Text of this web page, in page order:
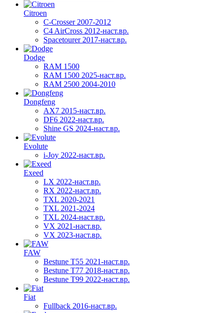
Citroen
C-Crosser 2007-2012
C4 AirCross 2012-наст.вр.
Spacetourer 2017-наст.вр.
Dodge
RAM 1500
RAM 1500 2025-наст.вр.
RAM 2500 2004-2010
Dongfeng
AX7 2015-наст.вр.
DF6 2022-наст.вр.
Shine GS 2024-наст.вр.
Evolute
i-Joy 2022-наст.вр.
Exeed
LX 2022-наст.вр.
RX 2022-наст.вр.
TXL 2020-2021
TXL 2021-2024
TXL 2024-наст.вр.
VX 2021-наст.вр.
VX 2023-наст.вр.
FAW
Bestune T55 2021-наст.вр.
Bestune T77 2018-наст.вр.
Bestune T99 2022-наст.вр.
Fiat
Fullback 2016-наст.вр.